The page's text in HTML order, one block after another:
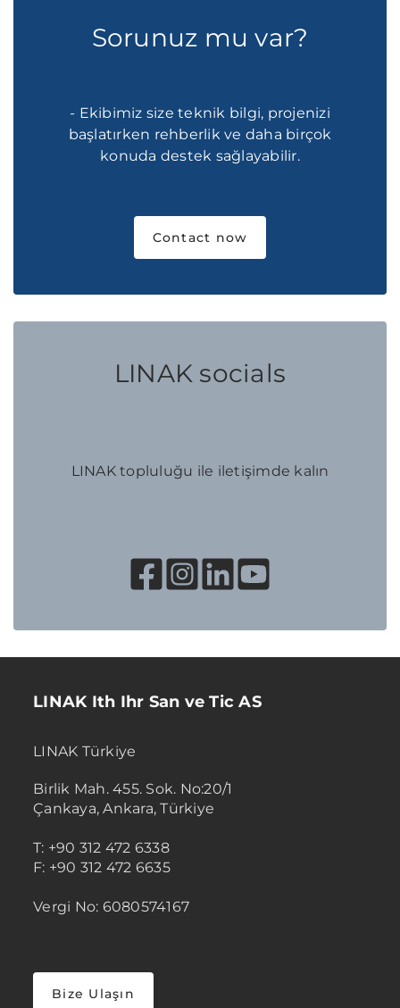
Sorunuz mu var?
- Ekibimiz size teknik bilgi, projenizi
başlatırken rehberlik ve daha birçok
konuda destek sağlayabilir.
Contact now
LINAK socials
LINAK topluluğu ile iletişimde kalın
LINAK Ith Ihr San ve Tic AS
LINAK Türkiye
Birlik Mah. 455. Sok. No:20/1
Çankaya, Ankara, Türkiye
T: +90 312 472 6338
F: +90 312 472 6635
Vergi No: 6080574167
Bize Ulaşın